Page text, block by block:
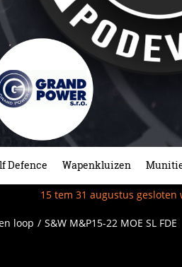
Defence Wapenkluizen
15 tem 31 augustus
loop / S&W M&P15-22 MOE SL FDE